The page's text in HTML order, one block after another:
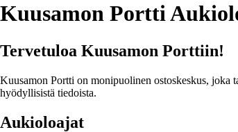
Kuusamon Portti
Tervetuloa Kuusamon Porttiin!
Kuusamon Portti on monipuolinen ostoskeskus, joka
hyödyllisistä tiedoista.
Aukioloajat